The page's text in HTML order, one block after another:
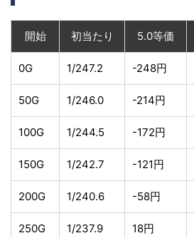
開始 初当たり 5.0等価
0G 1/247.2 -248円
50G 1/246.0 -214円
100G 1/244.5 -172円
150G 1/242.7 -121円
200G 1/240.6 -58円
250G 1/237.9 18円